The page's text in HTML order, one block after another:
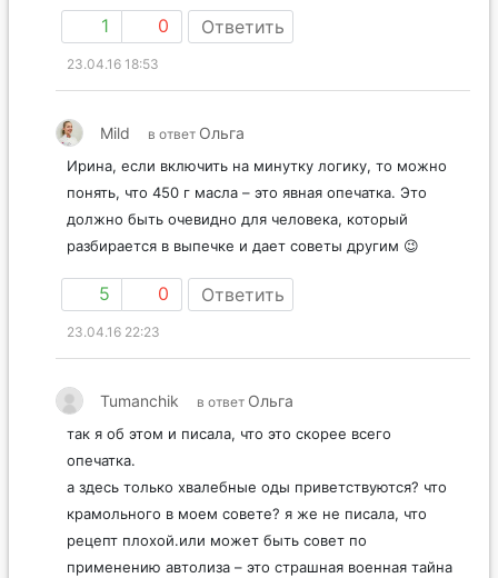
1 0 Ответить
23.04.16 18:53
Mild в ответ Ольга
Ирина, если включить на минутку логику, то можно
понять, что 450 г масла – это явная опечатка. Это
должно быть очевидно для человека, который
разбирается в выпечке и дает советы другим 😉
5 0 Ответить
23.04.16 22:23
Tumanchik в ответ Ольга
так я об этом и писала, что это скорее всего
опечатка.
а здесь только хвалебные оды приветствуются? что
крамольного в моем совете? я же не писала, что
рецепт плохой.или может быть совет по
применению автолиза – это страшная военная тайна